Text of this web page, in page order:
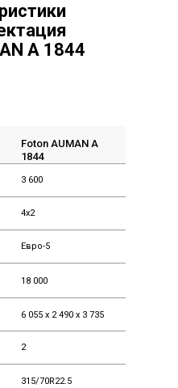
A 1844
Foton AUMAN A
1844
3 600
4x2
Евро-5
18 000
6 055 x 2 490 x 3 735
2
315/70R22.5